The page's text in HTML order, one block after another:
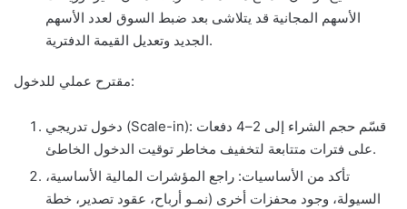
الأسهم المجانية قد يتلاشى بعد ضبط السوق لعدد الأسهم
الجديد وتعديل القيمة الدفترية.
مقترح عملي للدخول:
دخول تدريجي (Scale-in): قسّم حجم الشراء إلى 2–4 دفعات
على فترات متتابعة لتخفيف مخاطر توقيت الدخول الخاطئ.
تأكد من الأساسيات: راجع المؤشرات المالية الأساسية،
السيولة، وجود محفزات أخرى (نمـو أرباح، عقود تصدير، خطة